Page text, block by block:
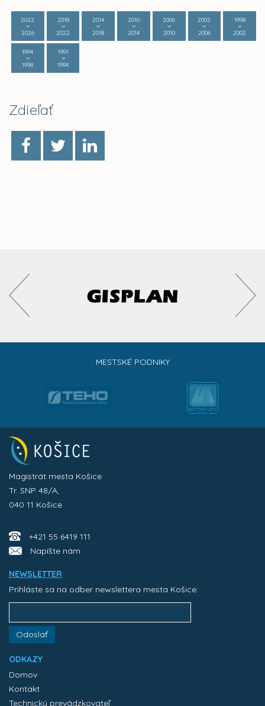
2022
2026
2018
2022
2014
2018
2010
2014
2006
2010
2002
2006
1998
2002
1994
1998
1991
1994
Zdieľať
MESTSKÉ PODNIKY
Magistrát mesta Košice
Tr. SNP 48/A,
040 11 Košice
+421 55 6419 111
Napíšte nám
NEWSLETTER
Prihláste sa na odber newslettera mesta Košice:
Odoslať
ODKAZY
Domov
Kontakt
Technický prevádzkovateľ